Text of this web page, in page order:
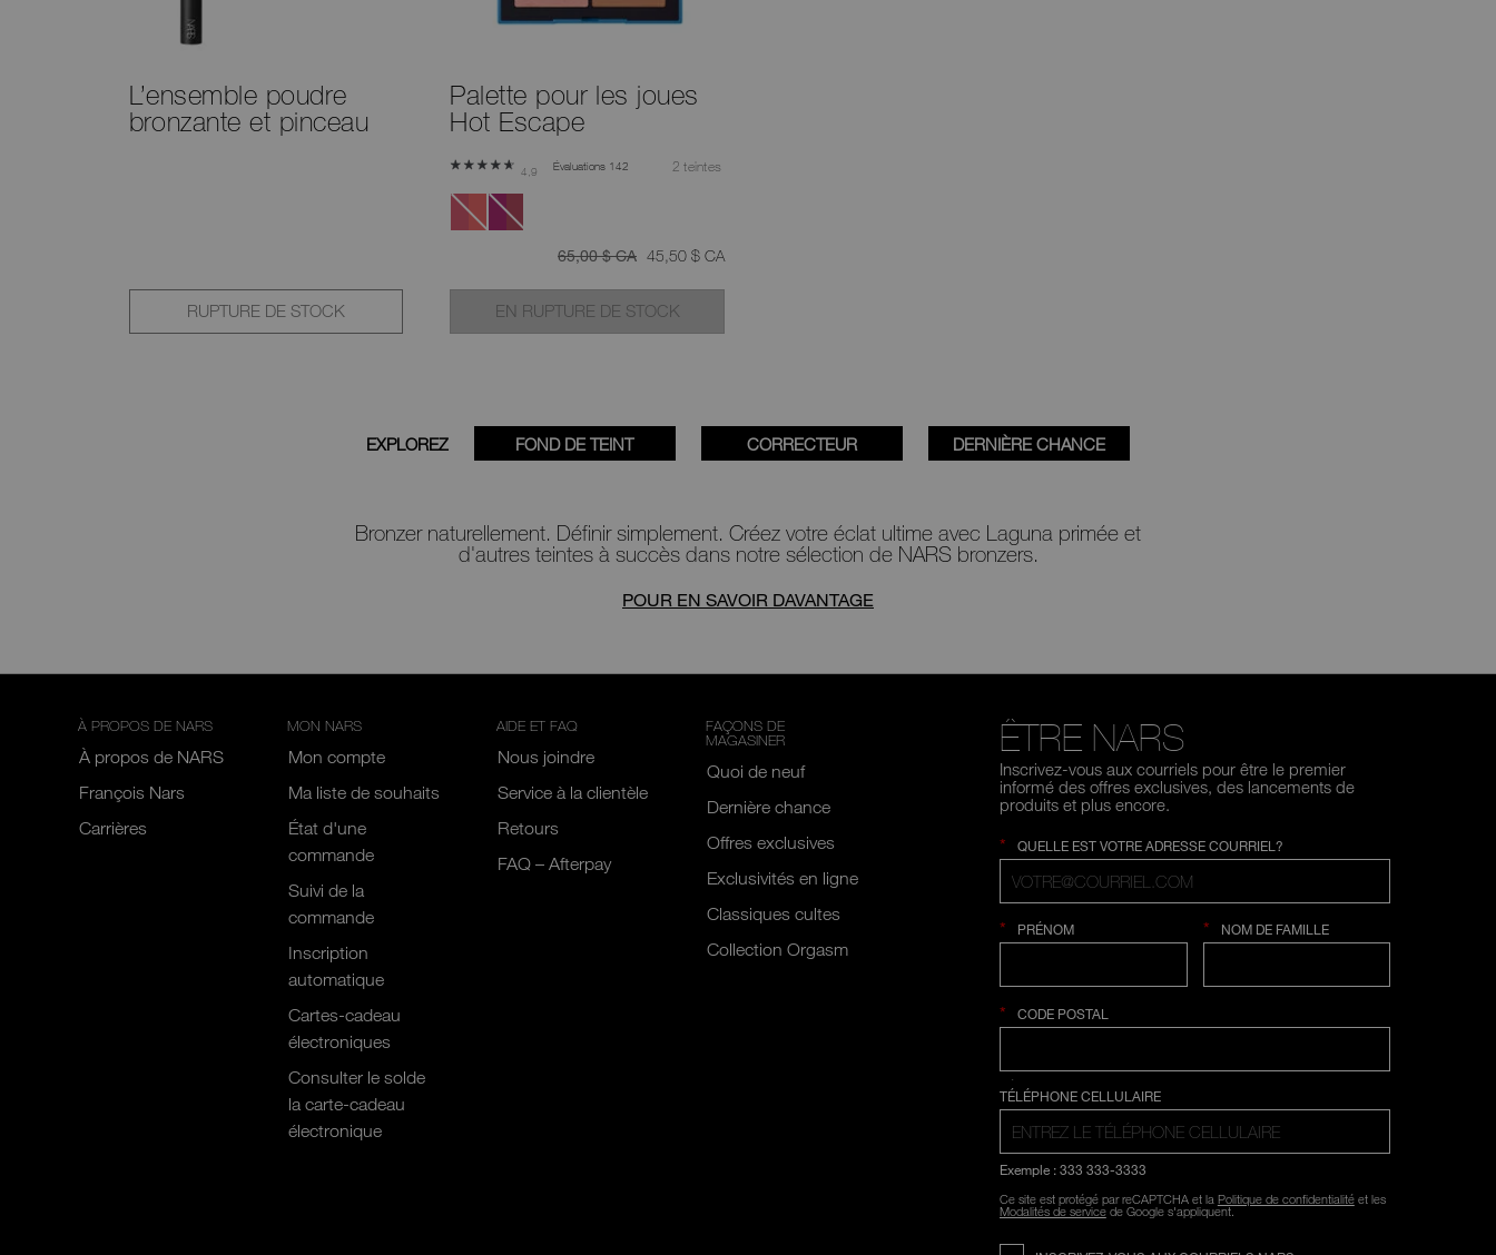
L’ensemble poudre
bronzante et pinceau
RUPTURE DE STOCK
Palette pour les joues
Hot Escape
4,9 Évaluations 142 2 teintes
était
65,00 $ CA était
45,50 $ CA,
EN RUPTURE DE STOCK
EXPLOREZ FOND DE TEINT CORRECTEUR DERNIÈRE CHANCE
Bronzer naturellement. Définir simplement. Créez votre éclat ultime avec Laguna primée et
d'autres teintes à succès dans notre sélection de NARS bronzers.
POUR EN SAVOIR DAVANTAGE
À PROPOS DE NARS
À propos de NARS
François Nars
Carrières
MON NARS
Mon compte
Ma liste de souhaits
État d'une
commande
Suivi de la
commande
Inscription
automatique
Cartes-cadeau
électroniques
Consulter le solde
la carte-cadeau
électronique
AIDE ET FAQ
Nous joindre
Service à la clientèle
Retours
FAQ – Afterpay
FAÇONS DE
MAGASINER
Quoi de neuf
Dernière chance
Offres exclusives
Exclusivités en ligne
Classiques cultes
Collection Orgasm
ÊTRE NARS
Inscrivez-vous aux courriels pour être le premier
informé des offres exclusives, des lancements de
produits et plus encore.
* QUELLE EST VOTRE ADRESSE COURRIEL?
* PRÉNOM * NOM DE FAMILLE
* CODE POSTAL
SÉLECTION COUNTRY
TÉLÉPHONE CELLULAIRE
Exemple : 333 333-3333
Ce site est protégé par reCAPTCHA et la Politique de confidentialitéet les
Modalités de servicede Google s'appliquent.